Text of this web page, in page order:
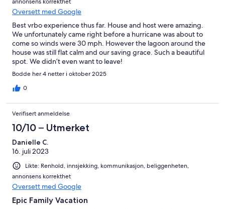
Oversett med Google
Best vrbo experience thus far. House and host were amazing.
We unfortunately came right before a hurricane was about to
come so winds were 30 mph. However the lagoon around the
house was still flat calm and our saving grace. Such a beautiful
spot. We didn’t even want to leave!
Bodde her 4 netter i oktober 2025
0
Verifisert anmeldelse
10/10 – Utmerket
Danielle C.
16. juli 2023
Likte: Renhold, innsjekking, kommunikasjon, beliggenheten,
annonsens korrekthet
Oversett med Google
Epic Family Vacation